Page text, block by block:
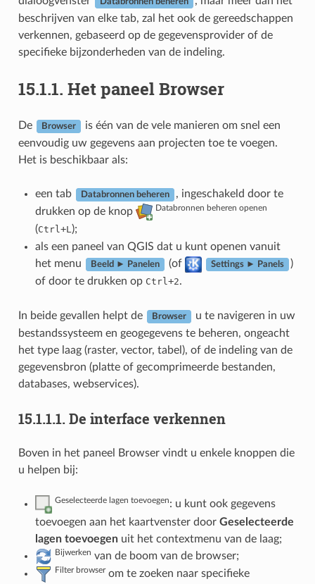
beschrijven van elke tab, zal het ook de gereedschappen
verkennen, gebaseerd op de gegevensprovider of de
specifieke bijzonderheden van de indeling.
15.1.1. Het paneel Browser
De Browser
is één van de vele manieren om snel een
eenvoudig uw gegevens aan projecten toe te voegen.
Het is beschikbaar als:
een tab Databronnen beheren
, ingeschakeld door te
drukken op de knop
Databronnen beheren openen
(Ctrl+L);
als een paneel van QGIS dat u kunt openen vanuit
het menu
Beeld ► Panelen (of Settings ► Panels
)
of door te drukken op Ctrl+2.
In beide gevallen helpt de Browser
u te navigeren in uw
bestandssysteem en geogegevens te beheren, ongeacht
het type laag (raster, vector, tabel), of de indeling van de
gegevensbron (platte of gecomprimeerde bestanden,
databases, webservices).
15.1.1.1. De interface verkennen
Boven in het paneel Browser vindt u enkele knoppen die
u helpen bij:
Geselecteerde lagen toevoegen: u kunt ook gegevens
toevoegen aan het kaartvenster door Geselecteerde
lagen toevoegenuit het contextmenu van de laag;
Bijwerken van de boom van de browser;
Filter browser om te zoeken naar specifieke